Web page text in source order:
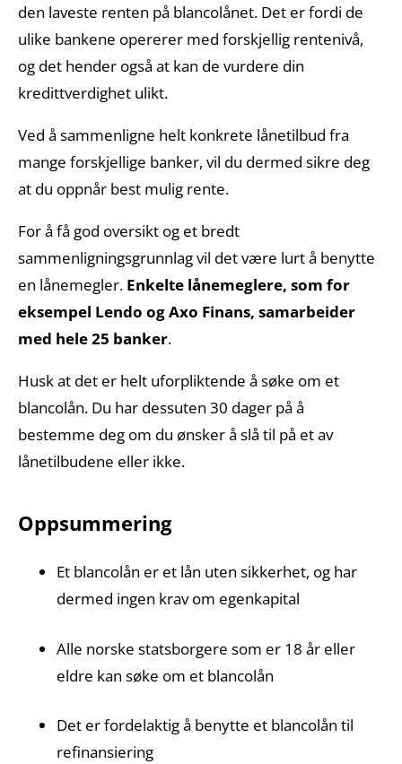
den laveste renten på blancolånet. Det er fordi de
ulike bankene opererer med forskjellig rentenivå,
og det hender også at kan de vurdere din
kredittverdighet ulikt.
Ved å sammenligne helt konkrete lånetilbud fra
mange forskjellige banker, vil du dermed sikre deg
at du oppnår best mulig rente.
For å få god oversikt og et bredt
sammenligningsgrunnlag vil det være lurt å benytte
en lånemegler. Enkelte lånemeglere, som for
eksempel Lendo og Axo Finans, samarbeider
med hele 25 banker.
Husk at det er helt uforpliktende å søke om et
blancolån. Du har dessuten 30 dager på å
bestemme deg om du ønsker å slå til på et av
lånetilbudene eller ikke.
Oppsummering
Et blancolån er et lån uten sikkerhet, og har
dermed ingen krav om egenkapital
Alle norske statsborgere som er 18 år eller
eldre kan søke om et blancolån
Det er fordelaktig å benytte et blancolån til
refinansiering